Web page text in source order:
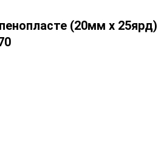
(20мм х 25ярд)